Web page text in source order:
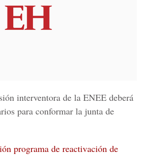
interventora de la ENEE deberá
para conformar la junta de
programa de reactivación de